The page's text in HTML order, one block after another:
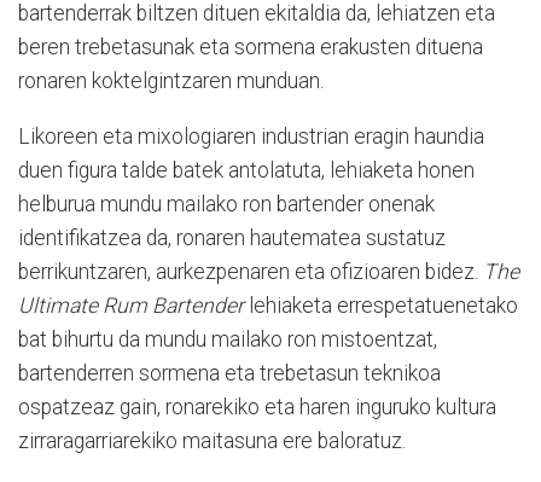
bartenderrak biltzen dituen ekitaldia da, lehiatzen eta
beren trebetasunak eta sormena erakusten dituena
ronaren koktelgintzaren munduan.
Likoreen eta mixologiaren industrian eragin haundia
duen figura talde batek antolatuta, lehiaketa honen
helburua mundu mailako ron bartender onenak
identifikatzea da, ronaren hautematea sustatuz
berrikuntzaren, aurkezpenaren eta ofizioaren bidez. The
Ultimate Rum Bartenderlehiaketa errespetatuenetako
bat bihurtu da mundu mailako ron mistoentzat,
bartenderren sormena eta trebetasun teknikoa
ospatzeaz gain, ronarekiko eta haren inguruko kultura
zirraragarriarekiko maitasuna ere baloratuz.